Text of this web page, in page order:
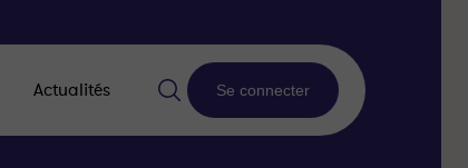
Actualités Se connecter